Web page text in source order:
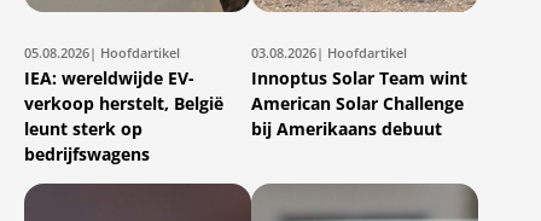
05.08.2026| Hoofdartikel
IEA: wereldwijde EV-
verkoop herstelt, België
leunt sterk op
bedrijfswagens
03.08.2026| Hoofdartikel
Innoptus Solar Team wint
American Solar Challenge
bij Amerikaans debuut